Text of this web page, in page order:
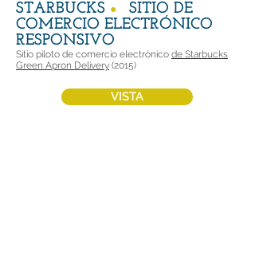
STARBUCKS ●
SITIO DE
COMERCIO ELECTRÓNICO
RESPONSIVO
Sitio piloto de comercio electrónico de Starbucks
Green Apron Delivery (2015)
VISTA